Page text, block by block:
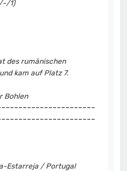
1)
des rumänischen
kam auf Platz 7.
Bohlen
Estarreja / Portugal